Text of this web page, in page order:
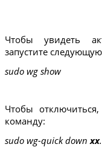
Чтобы увидеть
запустите
sudo wg show
Чтобы
команду:
sudo wg-quick down xx